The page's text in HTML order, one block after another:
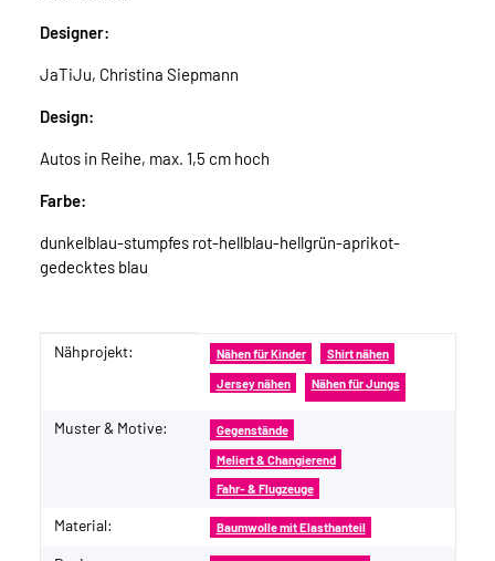
Designer:
JaTiJu, Christina Siepmann
Design:
Autos in Reihe, max. 1,5 cm hoch
Farbe:
dunkelblau-stumpfes rot-hellblau-hellgrün-aprikot-
gedecktes blau
Produkteigenschaft
Wert
Nähprojekt: Nähen für Kinder Shirt nähen
Jersey nähen Nähen für Jungs
Muster & Motive: Gegenstände
Meliert & Changierend
Fahr- & Flugzeuge
Material: Baumwolle mit Elasthanteil